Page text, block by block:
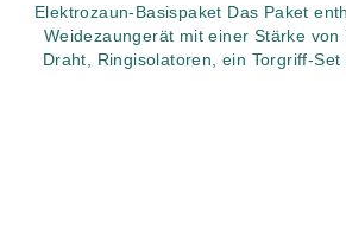
Elektrozaun-Basispaket Das Paket
Weidezaungerät mit einer Stärke von
Draht, Ringisolatoren, ein Torgriff-Set